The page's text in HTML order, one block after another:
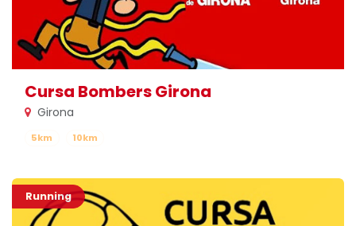
Cursa Bombers Girona
Girona
5km 10km
Running